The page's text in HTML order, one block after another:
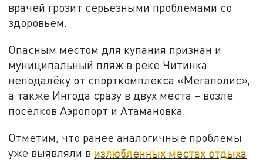
врачей грозит серьезными проблемами со
здоровьем.
Опасным местом для купания признан и
муниципальный пляж в реке Читинка
неподалёку от спорткомплекса «Мегаполис»,
а также Ингода сразу в двух места – возле
посёлков Аэропорт и Атамановка.
Отметим, что ранее аналогичные проблемы
уже выявляли в излюбленных местах отдыха